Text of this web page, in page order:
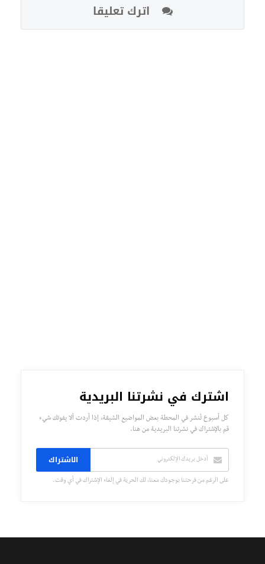
اترك تعليقا
اشترك في نشرتنا البريدية
كل أسبوع تُنشر في المحطة بعض المواضيع الشيقة، إذا أردت ألا يفوتك شيء
قم بالإشتراك في نشرتنا البريدية من هنا.
الاشتراك
على الرغم من فرحتنا بوجودك معنا، لك الحرية في إلغاء الإشتراك في أي وقت.